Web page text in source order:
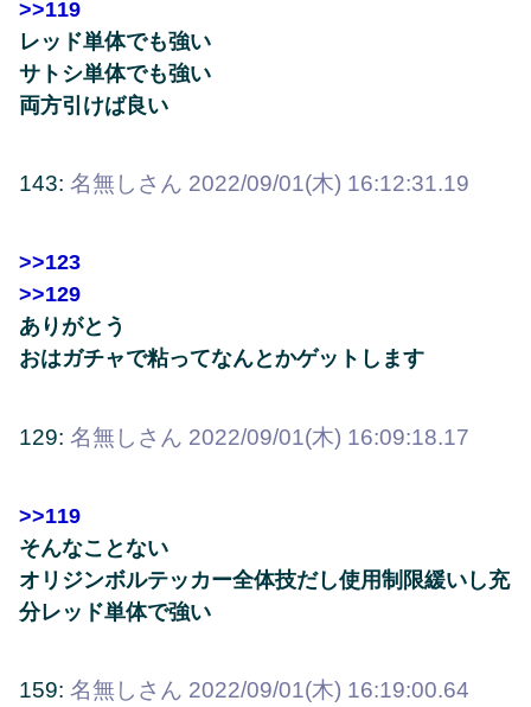
>>119
レッド単体でも強い
サトシ単体でも強い
両方引けば良い
143: 名無しさん 2022/09/01(木) 16:12:31.19
>>123
>>129
ありがとう
おはガチャで粘ってなんとかゲットします
129: 名無しさん 2022/09/01(木) 16:09:18.17
>>119
そんなことない
オリジンボルテッカー全体技だし使用制限緩いし充
分レッド単体で強い
159: 名無しさん 2022/09/01(木) 16:19:00.64